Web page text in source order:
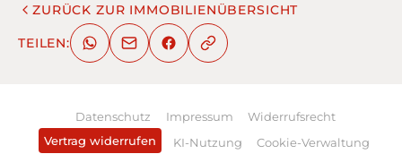
ZURÜCK ZUR IMMOBILIENÜBERSICHT
TEILEN:
Datenschutz Impressum
Widerrufsrecht
Vertrag widerrufen
KI-Nutzung Cookie-Verwaltung